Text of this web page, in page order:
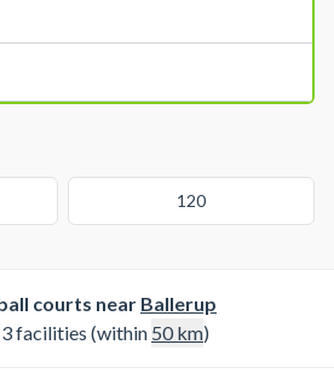
120
courts near Ballerup
facilities (within 50km)